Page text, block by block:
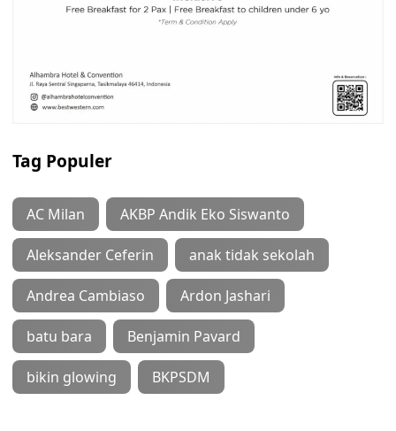
Tag Populer
AC Milan AKBP Andik Eko Siswanto
Aleksander Ceferin anak tidak sekolah
Andrea Cambiaso Ardon Jashari
batu bara Benjamin Pavard
bikin glowing BKPSDM